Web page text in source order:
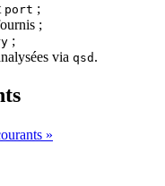
port ;
;
;
via qsd .
»